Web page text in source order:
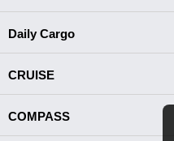
Daily Cargo
CRUISE
COMPASS